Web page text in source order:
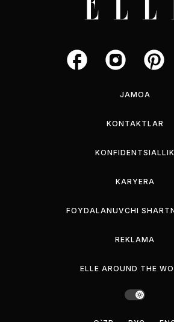
JAMOA
KONTAKTLAR
KONFIDENTSIALLIK
KARYERA
FOYDALANUVCHI
REKLAMA
ELLE AROUND THE